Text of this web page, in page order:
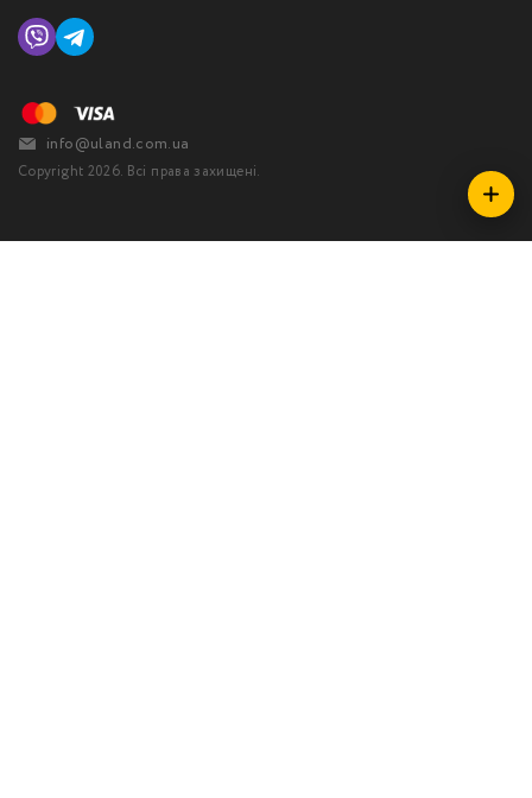
Copyright 2026. Всі права захищені.
info@uland.com.ua